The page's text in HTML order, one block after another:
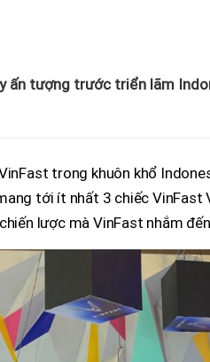
ấn tượng trước triển lãm
trong khuôn khổ
tới ít nhất 3 chiếc
lược mà VinFast nhắm